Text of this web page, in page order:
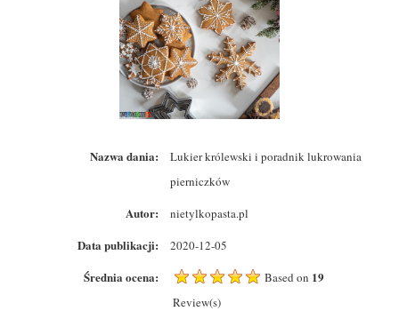
Nazwa dania:
Lukier królewski i poradnik lukrowania
pierniczków
Autor: nietylkopasta.pl
Data publikacji: 2020-12-05
Średnia ocena: Based on 19
Review(s)